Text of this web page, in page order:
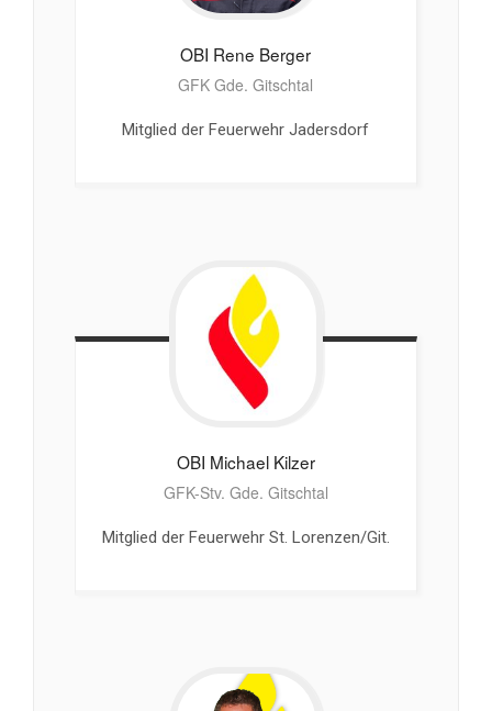
OBI Rene Berger
GFK Gde. Gitschtal
Mitglied der Feuerwehr Jadersdorf
OBI Michael Kilzer
GFK-Stv. Gde. Gitschtal
Mitglied der Feuerwehr St. Lorenzen/Git.